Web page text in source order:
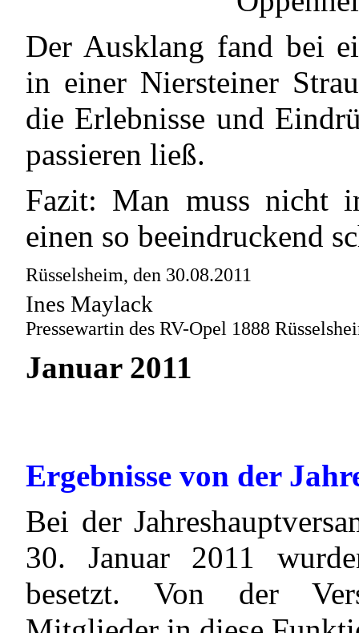
Der Ausklang fand bei
in einer Niersteiner
die Erlebnisse und
passieren ließ.
Fazit: Man muss nicht
einen so beeindruckend
Rüsselsheim, den 30.08.2011
Ines Maylack
Pressewartin des RV-Opel 1888
Januar 2011
Ergebnisse von der
Bei der
30. Januar 2011
besetzt. Von der